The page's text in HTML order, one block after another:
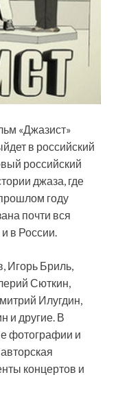
«Джазист»
в российский
российский
джаза, где
году
почти вся
в России.
Игорь Бриль,
Сюткин,
Илугдин,
и другие. В
фотографии и
концертов и